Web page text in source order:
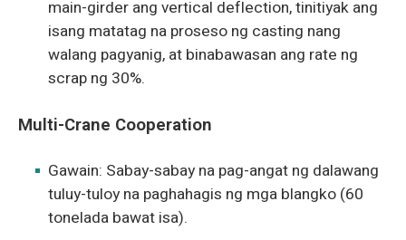
main-girder ang vertical deflection, tinitiyak ang
isang matatag na proseso ng casting nang
walang pagyanig, at binabawasan ang rate ng
scrap ng 30%.
Multi-Crane Cooperation
Gawain: Sabay-sabay na pag-angat ng dalawang
tuluy-tuloy na paghahagis ng mga blangko (60
tonelada bawat isa).